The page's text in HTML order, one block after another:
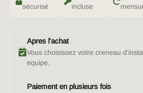
sécurisé
incluse
Apres l'achat
Vous choisissez votre creneau
equipe.
Paiement en plusieurs fois